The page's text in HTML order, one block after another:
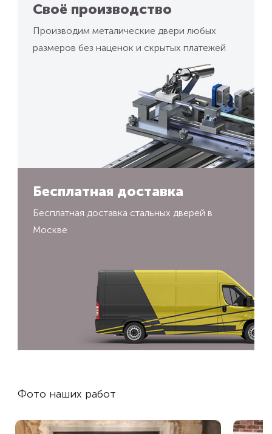
Своё производство
Производим металические двери любых
размеров без наценок и скрытых платежей
Бесплатная доставка
Бесплатная доставка стальных дверей в
Москве
Фото наших работ